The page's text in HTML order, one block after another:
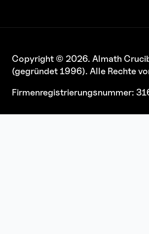
Copyright © 2026. Almath
(gegründet 1996). Alle Rechte
Firmenregistrierungsnummer: